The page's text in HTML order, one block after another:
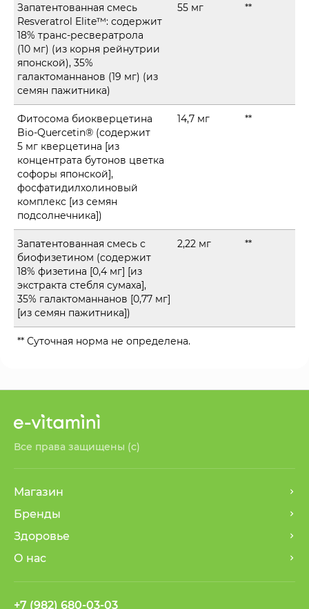
Запатентованная смесь
Resveratrol Elite™: содержит
18% транс-ресвератрола
(10 мг) (из корня рейнутрии
японской), 35%
галактоманнанов (19 мг) (из
семян пажитника)
55 мг **
Фитосома биокверцетина
Bio-Quercetin® (содержит
5 мг кверцетина [из
концентрата бутонов цветка
софоры японской],
фосфатидилхолиновый
комплекс [из семян
подсолнечника])
14,7 мг **
Запатентованная смесь с
биофизетином (содержит
18% физетина [0,4 мг] [из
экстракта стебля сумаха],
35% галактоманнанов [0,77 мг]
[из семян пажитника])
2,22 мг **
** Суточная норма не определена.
Все права защищены (с)
Магазин
Бренды
Здоровье
О нас
+7 (982) 680-03-03